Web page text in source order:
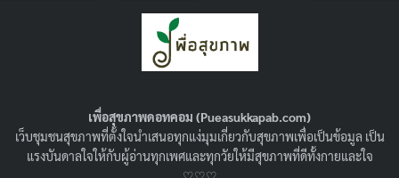
ตับแข็งรักษาหายไหม ? โรคนี้เกิดจากอะไร มีวิธี
ป้องกันยังไงไม่ให้เป็นโรคนี้ !
ตับแข็งรักษาหายไหม มาดูคำตอบ ชวนรู้จัก ตับแข็งมีกี่ระยะ
สาเหตุ และปัจจัยเสี่ยงการเกิดโรค และวิธีดูแลตัวเองเมื่อเป็น
และการป้องกันโรคค่ะ
เพื่อสุขภาพดอทคอม (Pueasukkapab.com)
เว็บชุมชนสุขภาพที่ตั้งใจนำเสนอทุกแง่มุมเกี่ยวกับสุขภาพเพื่อเป็นข้อมูล เป็น
แรงบันดาลใจให้กับผู้อ่านทุกเพศและทุกวัยให้มีสุขภาพที่ดีทั้งกายและใจ